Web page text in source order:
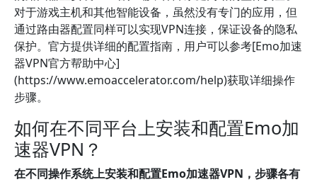
对于游戏主机和其他智能设备，虽然没有专门的应用，但
通过路由器配置同样可以实现VPN连接，保证设备的隐私
保护。官方提供详细的配置指南，用户可以参考[Emo加速
器VPN官方帮助中心]
(https://www.emoaccelerator.com/help)获取详细操作
步骤。
如何在不同平台上安装和配置Emo加
速器VPN？
在不同操作系统上安装和配置Emo加速器VPN，步骤各有